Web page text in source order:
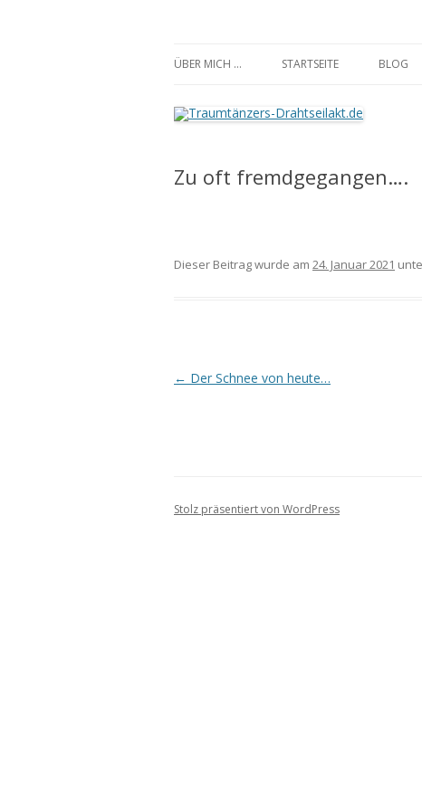
ÜBER MICH … STARTSEITE BLOG
Zu oft fremdgegangen….
Dieser Beitrag wurde am 24. Januar 2021
Beitrags-
← Der Schnee von heute…
Stolz präsentiert von WordPress